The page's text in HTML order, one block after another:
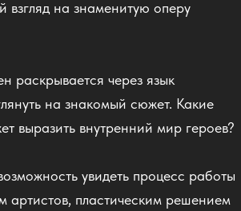
на знаменитую оперу
раскрывается через язык
на знакомый сюжет. Какие
выразить внутренний мир героев?
увидеть процесс работы
артистов, пластическим решением